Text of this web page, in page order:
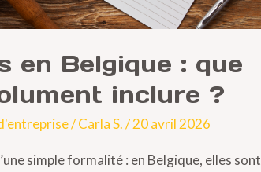
en Belgique : que
inclure ?
/Carla S./20 avril 2026
simple formalité : en Belgique, elles sont